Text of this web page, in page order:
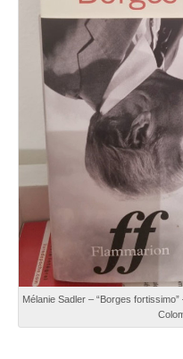
Mélanie Sadler – “Borges